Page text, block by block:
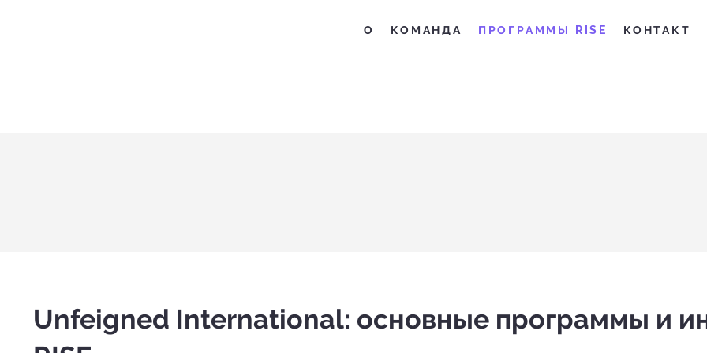
О КОМАНДА ПРОГРАММЫ RISE КОНТАКТ
Unfeigned International: основные программы и